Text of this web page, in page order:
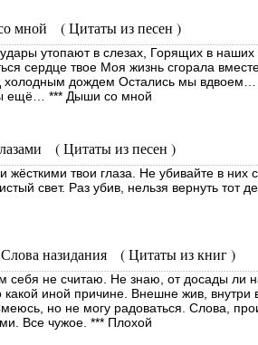
мной ( Цитаты из песен )
утопают в слезах, Горящих в
сердце твое Моя жизнь сгорала
холодным дождем Остались мы вдвоем…
ещё… *** Дыши со мной
( Цитаты из песен )
жёсткими твои глаза. Не убивайте в
свет. Раз убив, нельзя вернуть тот
назидания ( Цитаты из книг )
себя не считаю. Не знаю, от досады ли
какой иной причине. Внешне жив, внутри
но не могу радоваться. Слова,
Все чужое. *** Плохой